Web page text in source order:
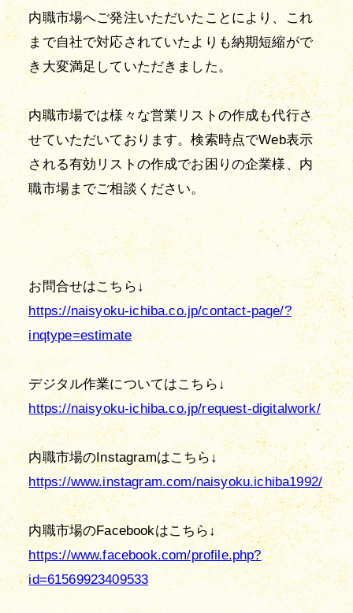
内職市場へご発注いただいたことにより、これ
まで自社で対応されていたよりも納期短縮がで
き大変満足していただきました。
内職市場では様々な営業リストの作成も代行さ
せていただいております。検索時点でWeb表示
される有効リストの作成でお困りの企業様、内
職市場までご相談ください。
お問合せはこちら↓
https://naisyoku-ichiba.co.jp/contact-page/?
inqtype=estimate
https://naisyoku-ichiba.co.jp/request-digitalwork/
内職市場のInstagramはこちら↓
https://www.instagram.com/naisyoku.ichiba1992/
内職市場のFacebookはこちら↓
https://www.facebook.com/profile.php?
id=61569923409533